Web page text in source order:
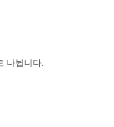
나뉩니다.